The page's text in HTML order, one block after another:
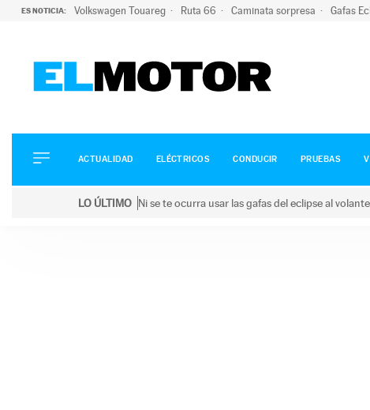
ES NOTICIA: Volkswagen Touareg Ruta 66 Caminata sorpresa Gafas
ELÉCTRICOS
CONDUCIR
ACTUALIDAD ELÉCTRICOS CONDUCIR PRUEBAS
LO ÚLTIMO Ni se te ocurra usar las gafas del eclipse al